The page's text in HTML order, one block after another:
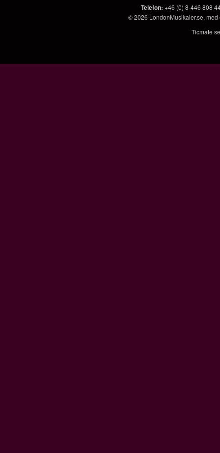
Telefon: +46 (0) 8-446 808
© 2026 LondonMusikaler.se,
Ticmate